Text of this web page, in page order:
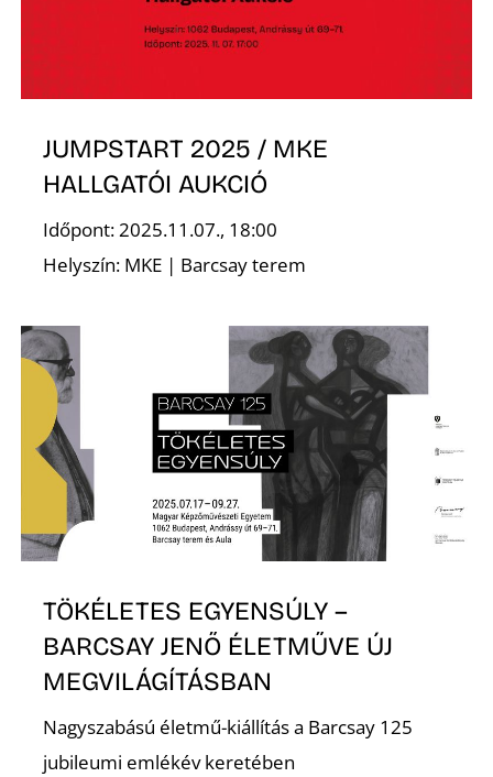
JUMPSTART 2025 / MKE
HALLGATÓI AUKCIÓ
Időpont: 2025.11.07., 18:00
Helyszín: MKE | Barcsay terem
TÖKÉLETES EGYENSÚLY –
BARCSAY JENŐ ÉLETMŰVE ÚJ
MEGVILÁGÍTÁSBAN
Nagyszabású életmű-kiállítás a Barcsay 125
jubileumi emlékév keretében